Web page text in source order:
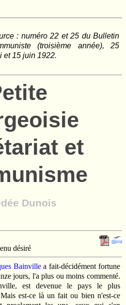
: numéro 22 et 25 du Bulletin
(troisième année), 25
et 15 juin 1922.
et
Dunois
désiré
Bainvillea fait-décidément fortune
jours, l'a plus ou moins commenté.
est devenue le pays le plus
est-ce là un fait ou bien n'est-ce